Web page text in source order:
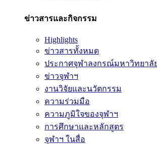
ข่าวสารและกิจกรรม
Highlights
ข่าวสารทั้งหมด
ประกาศจุฬาลงกรณ์มหาวิทยาลั
ข่าวจุฬาฯ
งานวิจัยและนวัตกรรม
ความร่วมมือ
ความภูมิใจของจุฬาฯ
การศึกษาและหลักสูตร
จุฬาฯ ในสื่อ